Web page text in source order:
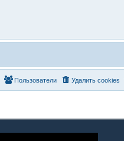
Удалить cookies
Пользователи